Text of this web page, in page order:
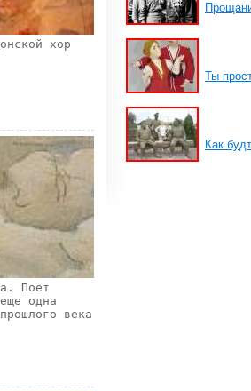
хор
Поет
одна
века
Ты
Как